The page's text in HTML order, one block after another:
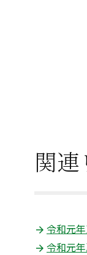
関連
令和元
令和元